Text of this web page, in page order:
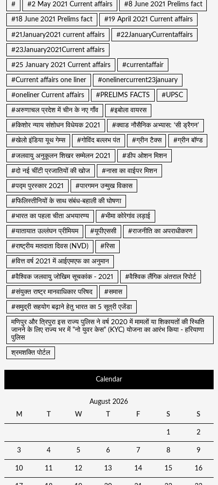
# #2 May 2021 Current affairs #8 June 2021 Prelims fact
#18 June 2021 Prelims fact #19 April 2021 Current affairs
#21January2021 current affairs #22JanuaryCurrentaffairs
#23January2021Current affairs
#25 January 2021 Current affairs #currentaffair
#Current affairs one liner #onelinercurrent23january
#oneliner Current affairs #PRELIMS FACTS #UPSC
#अरुणाचल प्रदेश में चीन के नए गाँव #इबोला वायरस
#किशोर न्याय संशोधन विधेयक 2021 #क्वाड नौसैनिक अभ्यास: ‘सी ड्रैगन’
#खेलो इंडिया यूथ गेम्स #गोविंद बल्लभ पंत #ग्रीन टैक्स #ग्रीन बॉण्ड
#जलवायु अनुकूलन शिखर सम्मेलन 2021 #डीप ओशन मिशन
#दो नई चींटी प्रजातियों की खोज #नासा का वाईपर मिशन
#पद्म पुरस्कार 2021 #पारगमन उन्मुख विकास
#फिलिस्तीनियों के साथ संबंध-बहाली की घोषणा
#भारत का पहला चीता अभयारण्य #भीमा कोरेगांव लड़ाई
#यातायात उल्लंघन प्रीमियम #यूपीएससी #राजनीति का अपराधीकरण
#राष्ट्रीय मतदाता दिवस (NVD) #रिसा
#वित्त वर्ष 2021 में आईएमएफ का अनुमान
#वैश्विक जलवायु जोखिम सूचकांक - 2021 #वैश्विक लैंगिक अंतराल रिपोर्ट
#संयुक्त राष्ट्र मानवाधिकार परिषद #समास
#समुद्री सहयोग बढ़ाने हेतु भारत का 5 सूत्री एजेंडा
मणिपुर और त्रिपुरा इस राज्य पुलिस ने वर्ष 2020 में मामलों या शिकायतों की स्थिति
जानने के लिए राज्य भर में "नो युवर केस" (KYC) योजना का आरंभ किया - हरियाणा
पुलिस
श्रमशक्ति पोर्टल
Calendar
August 2026
M
T W T F S S
1 2
3 4 5 6 7 8 9
10 11 12 13 14 15 16